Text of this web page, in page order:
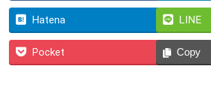
Hatena LINE
Pocket Copy